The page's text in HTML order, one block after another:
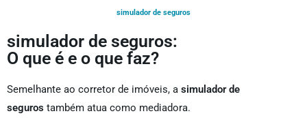
simulador de seguros
simulador de seguros:
O que é e o que faz?
Semelhante ao corretor de imóveis, a simulador de
seguros também atua como mediadora.